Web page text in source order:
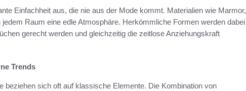
Einfachheit aus, die nie aus der Mode kommt. Materialien wie Marmor,
Raum eine edle Atmosphäre. Herkömmliche Formen werden dabei
gerecht werden und gleichzeitig die zeitlose Anziehungskraft
Trends
beziehen sich oft auf klassische Elemente. Die Kombination von